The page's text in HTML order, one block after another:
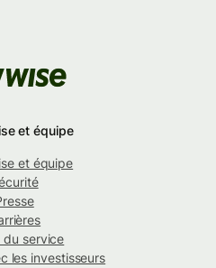
et équipe
et équipe
du service
les investisseurs